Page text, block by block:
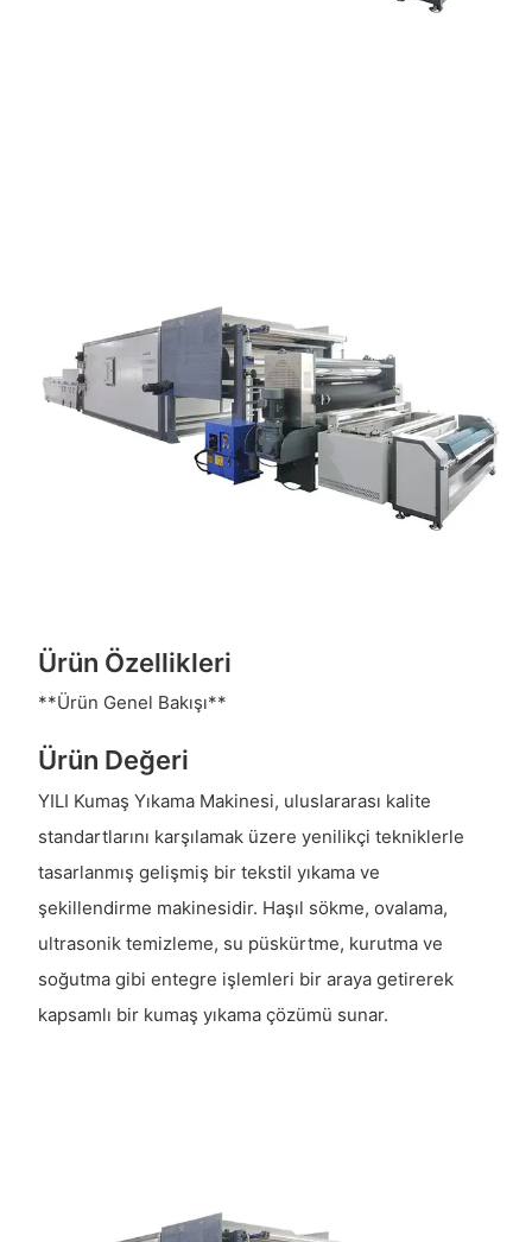
Ürün Özellikleri
**Ürün Genel Bakışı**
Ürün Değeri
YILI Kumaş Yıkama Makinesi, uluslararası kalite
standartlarını karşılamak üzere yenilikçi tekniklerle
tasarlanmış gelişmiş bir tekstil yıkama ve
şekillendirme makinesidir. Haşıl sökme, ovalama,
ultrasonik temizleme, su püskürtme, kurutma ve
soğutma gibi entegre işlemleri bir araya getirerek
kapsamlı bir kumaş yıkama çözümü sunar.